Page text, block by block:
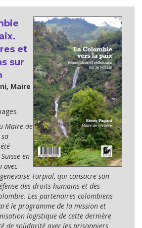
et
sur
Maire
Maire de
en
avec
Turpial, qui consacre son
des droits humains et des
Les parte­naires colombiens
le programme de la mission et
logistique de cette der­nière
de solidarité avec les prisonniers